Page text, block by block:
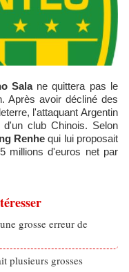
Salane quittera pas le
Après avoir décliné des
l'attaquant Argentin
club Chinois. Selon
Renhe qui lui proposait
millions d'euros net par
grosse erreur de
plusieurs grosses